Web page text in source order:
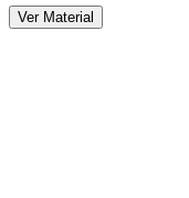
Ver Material